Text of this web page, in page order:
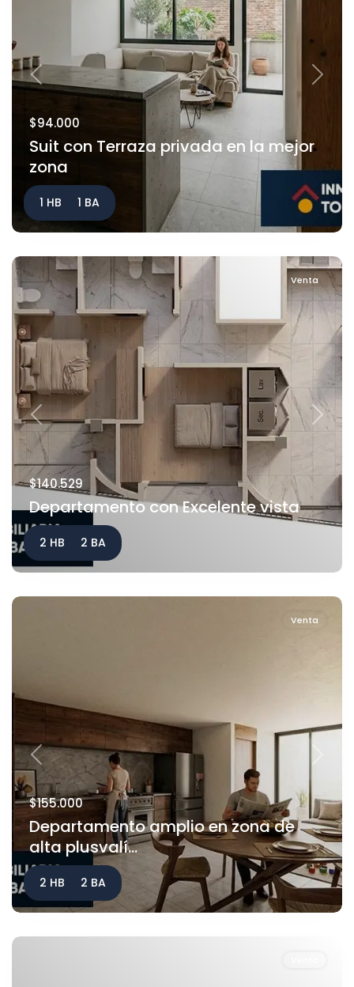
Previous Next
$94.000
Suit con Terraza privada en la mejor
zona
1 HB 1 BA
Venta
Previous Next
$140.529
Departamento con Excelente vista
2 HB 2 BA
Venta
Previous
$155.000
Departamento amplio en zona de
alta plusvalí...
2 HB 2 BA